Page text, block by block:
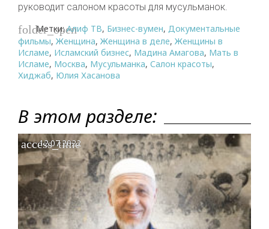
руководит салоном красоты для мусульманок.
folder_open
Метки:Алиф ТВ, Бизнес-вумен, Документальные
фильмы, Женщина, Женщина в деле, Женщины в
Исламе, Исламский бизнес, Мадина Амагова, Мать в
Исламе, Москва, Мусульманка, Салон красоты,
Хиджаб, Юлия Хасанова
В этом разделе:
access_time
12.07.2022